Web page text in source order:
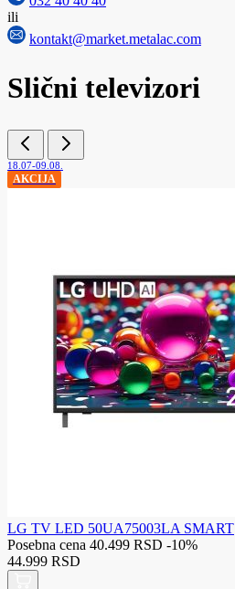
ili
kontakt@market.metalac.com
Slični televizori
18.07-09.08.
AKCIJA
LG TV LED 50UA75003LA SMART
Posebna cena 40.499 RSD -10%
44.999 RSD